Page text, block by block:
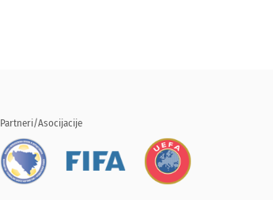
Partneri/Asocijacije